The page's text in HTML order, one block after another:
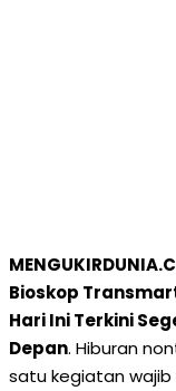
Bioskop
Hari Ini Terkini
Depan. Hiburan
satu kegiatan wajib